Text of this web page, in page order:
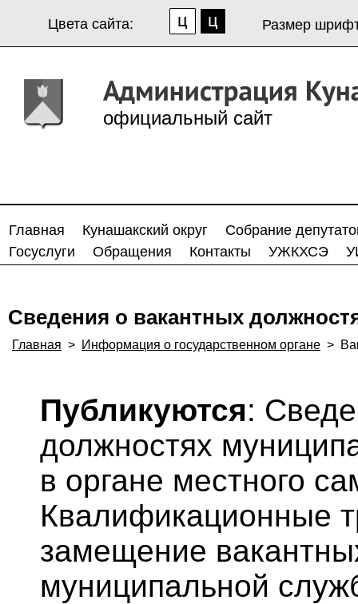
Цвета сайта: Размер
официальный сайт
Главная Кунашакский округ
Собрание
Госуслуги
Обращения Контакты УЖКХСЭ
Сведения о вакантных
Главная > Информация о государственном органе >
Публикуются:
должностях
в органе местного
Квалификационные
замещение
муниципальной